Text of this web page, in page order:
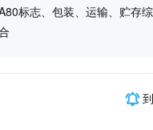
标志、包装、运输、贮存综